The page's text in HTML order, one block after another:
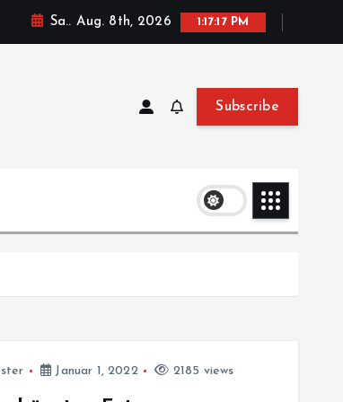
Sa.. Aug. 8th, 2026 1:17:18 PM
Subscribe
Januar 1, 2022 2185 views